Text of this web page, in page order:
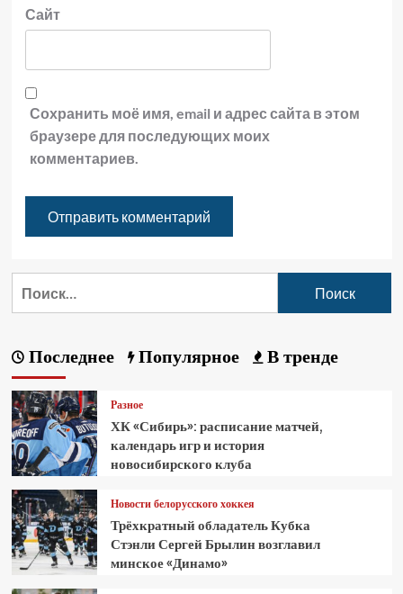
Сайт
Сохранить моё имя, email и адрес сайта в этом
браузере для последующих моих
комментариев.
Последнее Популярное В тренде
Разное
ХК «Сибирь»: расписание матчей,
календарь игр и история
новосибирского клуба
Новости белорусского хоккея
Трёхкратный обладатель Кубка
Стэнли Сергей Брылин возглавил
минское «Динамо»